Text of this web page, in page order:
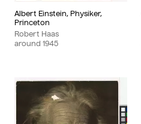
Albert Einstein, Physiker,
Princeton
Robert Haas
around 1945